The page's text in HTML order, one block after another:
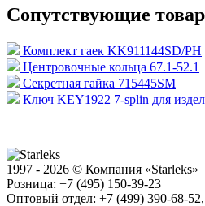
Сопутствующие
Комплект гаек KK911144SD/PH
Центровочные кольца 67.1-52.1
Секретная гайка 715445SM
Ключ KEY1922 7-splin для
1997 - 2026 © Компания «Starleks»
Розница: +7 (495) 150-39-23
Оптовый отдел: +7 (499) 390-68-